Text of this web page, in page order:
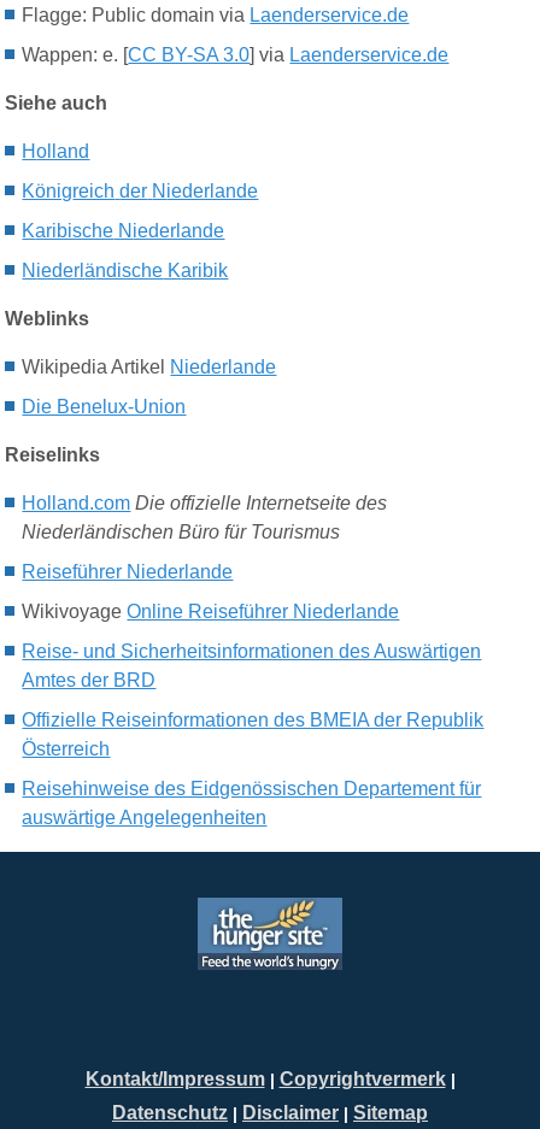
Flagge: Public domain via Laenderservice.de
Wappen: e. [CC BY-SA 3.0] via Laenderservice.de
Siehe auch
Holland
Königreich der N iederlande
Karibische N iederlande
N iederländische Karibik
Weblinks
Wikipedia Artikel Niederlande
Die Benelux-Union
Reiselinks
Holland.com Die offizielle Internetseite des
Niederländischen Büro für Tourismus
Reiseführer Niederlande
WikivoyageOnline Reiseführer Niederlande
Reise- und Sicherheitsinformationen des Auswärtigen
Amtes der BRD
Offizielle Reiseinformationen des BMEIA der Republik
Österreich
Reisehinweise des Eidgenössischen Departement für
auswärtige Angelegenheiten
Kontakt/Impressum| Copyrightvermerk|
Datenschutz | Disclaimer | Sitemap